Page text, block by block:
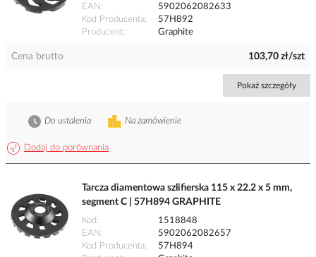
EAN
5902062082633
Kod Producenta
57H892
Producent
Graphite
Cena brutto 103,70 zł/szt
Pokaż szczegóły
Dodaj do porównania
Na zamówienie
Do ustalenia
Tarcza diamentowa szlifierska 115 x 22.2 x 5 mm,
segment C | 57H894 GRAPHITE
Kod
1518848
EAN
5902062082657
Kod Producenta
57H894